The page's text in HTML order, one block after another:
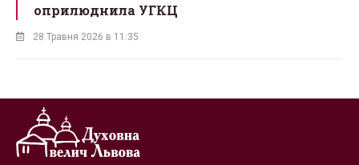
оприлюднила УГКЦ
28 Травня 2026 в 11:35